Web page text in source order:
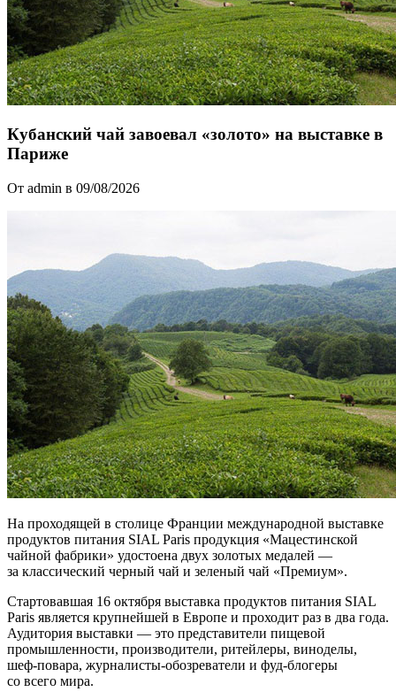
Кубанский чай завоевал «золото» на выставке в
Париже
От admin в 09/08/2026
На проходящей в столице Франции международной выставке
продуктов питания SIAL Paris продукция «Мацестинской
чайной фабрики» удостоена двух золотых медалей —
за классический черный чай и зеленый чай «Премиум».
Стартовавшая 16 октября выставка продуктов питания SIAL
Paris является крупнейшей в Европе и проходит раз в два года.
Аудитория выставки — это представители пищевой
промышленности, производители, ритейлеры, виноделы,
шеф-повара, журналисты-обозреватели и фуд-блогеры
со всего мира.